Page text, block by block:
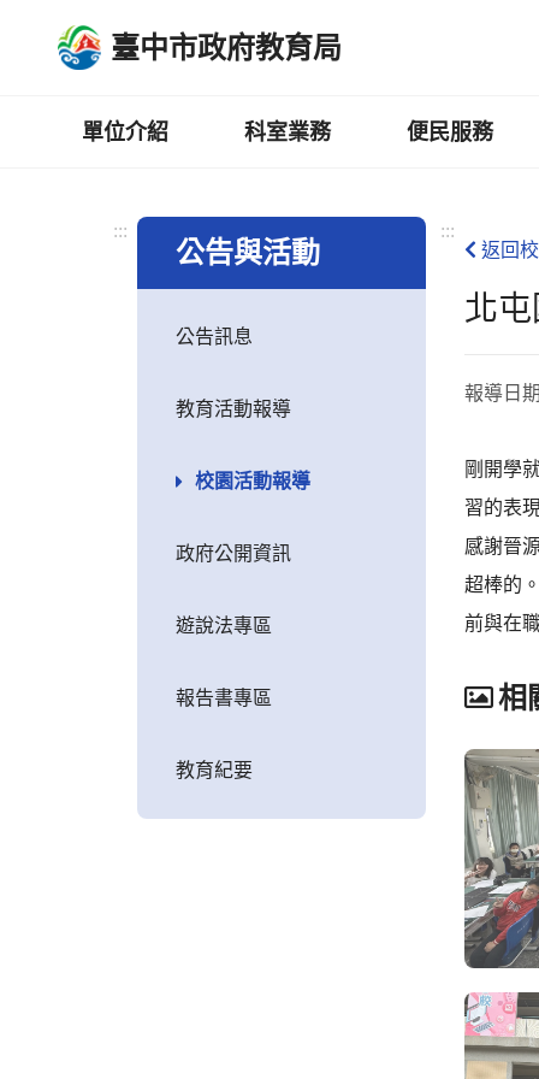
臺中市政府教育局
單位介紹 科室業務 便民服務
:::
公告與活動
公告訊息
教育活動報導
校園活動報導
政府公開資訊
遊說法專區
報告書專區
教育紀要
:::
返回
北
報導日
剛開學
習的表
感謝晉
超棒的
前與在
相